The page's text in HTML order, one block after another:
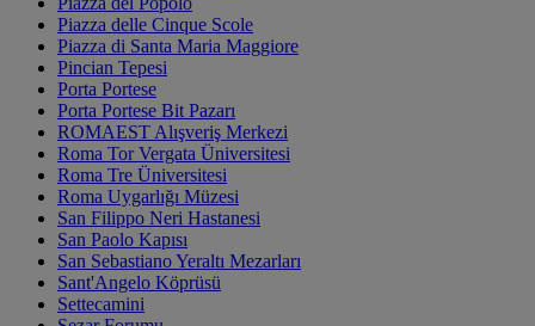
Piazza delle Cinque Scole
Piazza di Santa Maria Maggiore
Pincian Tepesi
Porta Portese
Porta Portese Bit Pazarı
ROMAEST Alışveriş Merkezi
Roma Tor Vergata Üniversitesi
Roma Tre Üniversitesi
Roma Uygarlığı Müzesi
San Filippo Neri Hastanesi
San Paolo Kapısı
San Sebastiano Yeraltı Mezarları
Sant'Angelo Köprüsü
Settecamini